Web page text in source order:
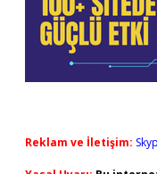
Reklam ve İletişim: